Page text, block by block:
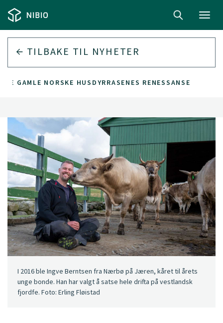
TILBAKE TIL NYHETER
DE GAMLE NORSKE HUSDYRRASENES RENESSANSE
I 2016 ble Ingve Berntsen fra Nærbø på Jæren, kåret til årets
unge bonde. Han har valgt å satse hele drifta på vestlandsk
fjordfe. Foto: Erling Fløistad